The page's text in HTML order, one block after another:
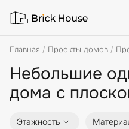
Главная Проекты домов
Небольшие
дома с
Этажность